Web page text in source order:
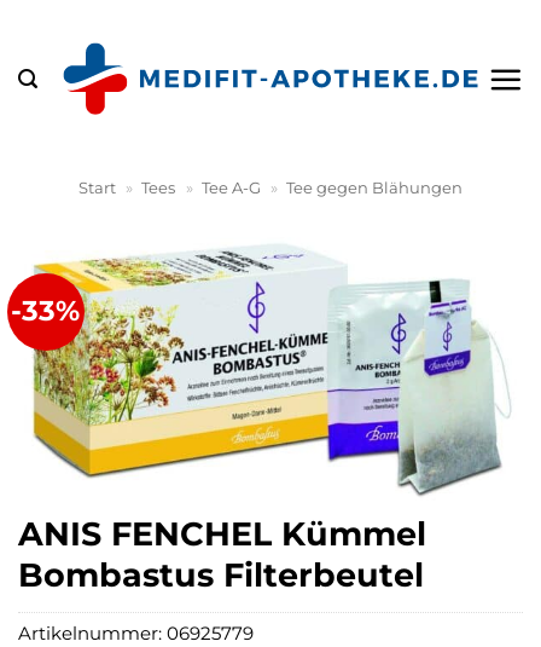
springen
Start » Tees » Tee A-G » Tee gegen Blähungen
-33%
ANIS FENCHEL Kümmel
Bombastus Filterbeutel
Artikelnummer: 06925779